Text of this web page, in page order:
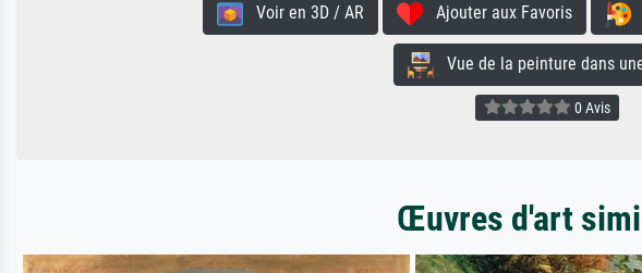
Voir en 3D / AR Ajouter aux Favoris
Vue de la peinture dans
0 Avis
Œuvres d'art